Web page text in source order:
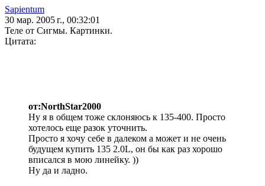
Sapientum
30 мар. 2005 г., 00:32:01
Теле от Сигмы. Картинки.
Цитата:
от:NorthStar2000
Ну я в общем тоже склоняюсь к 135-400. Просто
хотелось еще разок уточнить.
Просто я хочу себе в далеком а может и не очень
будущем купить 135 2.0L, он бы как раз хорошо
вписался в мою линейку. ))
Ну да и ладно.